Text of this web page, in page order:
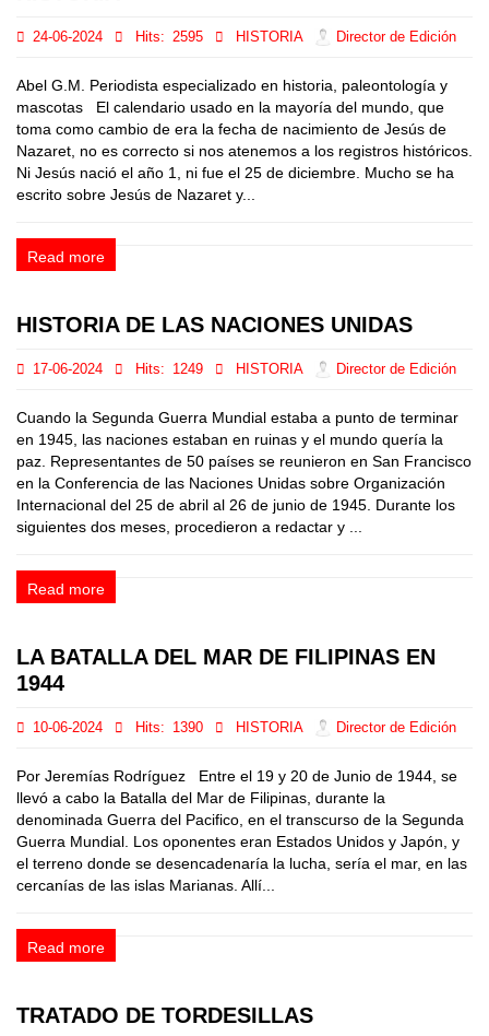
24-06-2024 Hits: 2595 HISTORIA Director de Edición
Abel G.M. Periodista especializado en historia, paleontología y
mascotas El calendario usado en la mayoría del mundo, que
toma como cambio de era la fecha de nacimiento de Jesús de
Nazaret, no es correcto si nos atenemos a los registros históricos.
Ni Jesús nació el año 1, ni fue el 25 de diciembre. Mucho se ha
escrito sobre Jesús de Nazaret y...
Read more
HISTORIA DE LAS NACIONES UNIDAS
17-06-2024 Hits: 1249 HISTORIA Director de Edición
Cuando la Segunda Guerra Mundial estaba a punto de terminar
en 1945, las naciones estaban en ruinas y el mundo quería la
paz. Representantes de 50 países se reunieron en San Francisco
en la Conferencia de las Naciones Unidas sobre Organización
Internacional del 25 de abril al 26 de junio de 1945. Durante los
siguientes dos meses, procedieron a redactar y ...
Read more
LA BATALLA DEL MAR DE FILIPINAS EN
1944
10-06-2024 Hits: 1390 HISTORIA Director de Edición
Por Jeremías Rodríguez Entre el 19 y 20 de Junio de 1944, se
llevó a cabo la Batalla del Mar de Filipinas, durante la
denominada Guerra del Pacifico, en el transcurso de la Segunda
Guerra Mundial. Los oponentes eran Estados Unidos y Japón, y
el terreno donde se desencadenaría la lucha, sería el mar, en las
cercanías de las islas Marianas. Allí...
Read more
TRATADO DE TORDESILLAS